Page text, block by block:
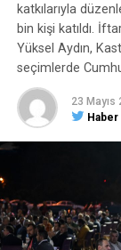
katkılarıyla
bin kişi katıldı.
Yüksel Aydın,
seçimlerde
23 Mayıs